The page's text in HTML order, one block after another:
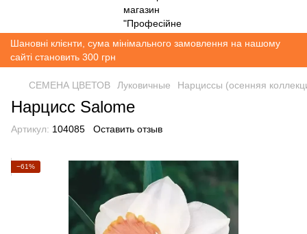
Шановні клієнти, сума мінімального замовлення на нашому
сайті становить 300 грн
СЕМЕНА ЦВЕТОВ Луковичные Нарциссы (осенняя
Нарцисс Salome
Артикул: 104085 Оставить отзыв
−61%